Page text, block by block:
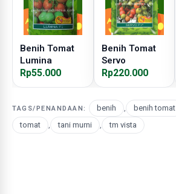
Benih Tomat
Lumina
Rp55.000
Benih Tomat
Servo
Rp220.000
TAGS/PENANDAAN: benih , benih tomat
tomat
, tani murni , tm vista